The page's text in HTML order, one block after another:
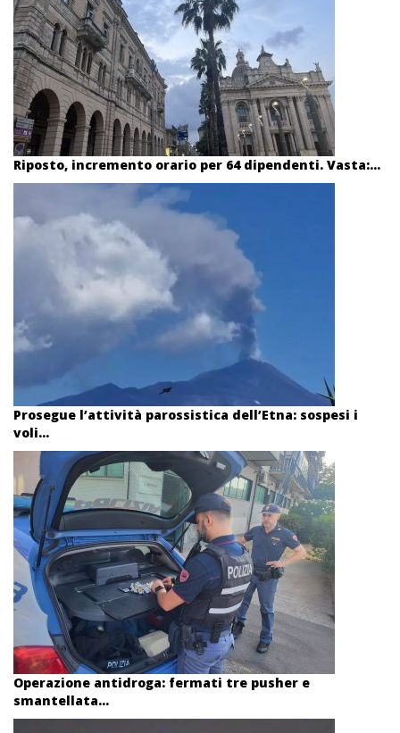
Riposto, incremento orario per 64 dipendenti. Vasta:...
Prosegue l’attività parossistica dell’Etna: sospesi i
voli...
Operazione antidroga: fermati tre pusher e
smantellata...